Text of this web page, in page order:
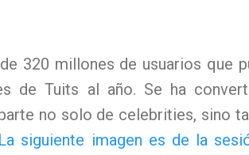
320 millones de usuarios que
de Tuits al año. Se ha
no solo de celebrities, sino
La siguiente imagen es de la